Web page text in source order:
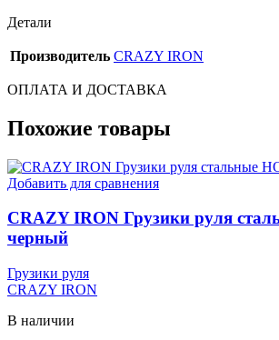
Детали
Производитель CRAZY IRON
ОПЛАТА И ДОСТАВКА
Похожие товары
Добавить для сравнения
CRAZY IRON Грузики руля
черный
Грузики руля
CRAZY IRON
В наличии